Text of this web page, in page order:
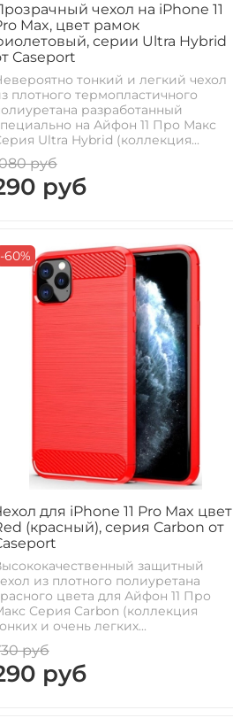
чехол на iPhone 11
Max, цвет рамок
серии Ultra Hybrid
Caseport
тонкий и легкий чехол
плотного термопластичного
разработанный
на Айфон 11 Про Макс
Ultra Hybrid (коллекция...
руб
руб
-60%
для iPhone 11 Pro Max цвет
(красный), серия Carbon от
защитный
из плотного полиуретана
цвета для Айфон 11 Про
Серия Carbon (коллекция
и очень легких...
руб
руб